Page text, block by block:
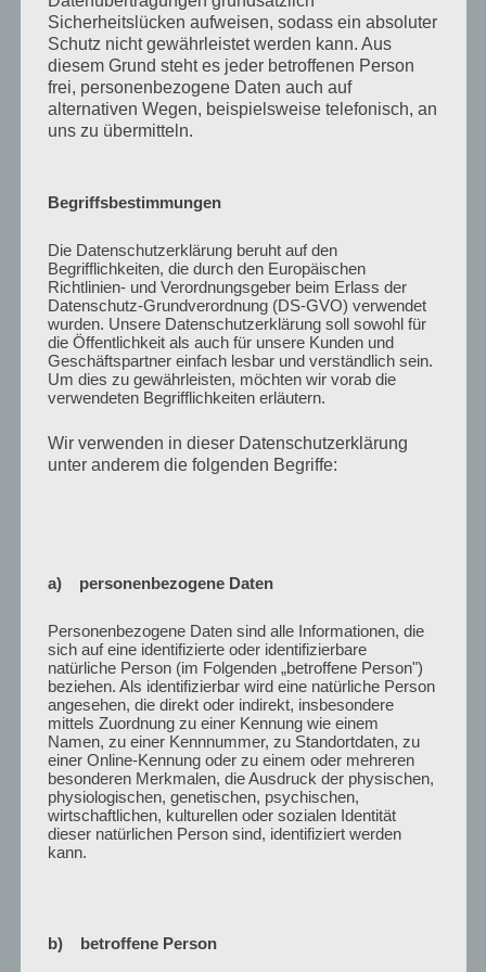
AKTUELLES VIDEO
Datenschutzbedingungen
AKTUELLE GALERIE
Sicherheitslücken aufweisen, sodass ein absoluter
Schutz nicht gewährleistet werden kann. Aus
diesem Grund steht es jeder betroffenen Person
frei, personenbezogene Daten auch auf
alternativen Wegen, beispielsweise telefonisch, an
uns zu übermitteln.
Begriffsbestimmungen
Die Datenschutzerklärung beruht auf den
Begrifflichkeiten, die durch den Europäischen
Richtlinien- und Verordnungsgeber beim Erlass der
Datenschutz-Grundverordnung (DS-GVO) verwendet
wurden. Unsere Datenschutzerklärung soll sowohl für
die Öffentlichkeit als auch für unsere Kunden und
Geschäftspartner einfach lesbar und verständlich sein.
Um dies zu gewährleisten, möchten wir vorab die
verwendeten Begrifflichkeiten erläutern.
Wir verwenden in dieser Datenschutzerklärung
unter anderem die folgenden Begriffe:
a) personenbezogene Daten
Personenbezogene Daten sind alle Informationen, die
sich auf eine identifizierte oder identifizierbare
natürliche Person (im Folgenden „betroffene Person")
beziehen. Als identifizierbar wird eine natürliche Person
angesehen, die direkt oder indirekt, insbesondere
mittels Zuordnung zu einer Kennung wie einem
Namen, zu einer Kennnummer, zu Standortdaten, zu
einer Online-Kennung oder zu einem oder mehreren
besonderen Merkmalen, die Ausdruck der physischen,
physiologischen, genetischen, psychischen,
wirtschaftlichen, kulturellen oder sozialen Identität
dieser natürlichen Person sind, identifiziert werden
kann.
b) betroffene Person